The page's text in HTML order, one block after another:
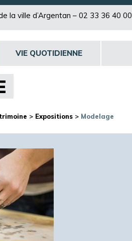
la ville d’Argentan – 02 33 36 40 00
VIE QUOTIDIENNE
> Expositions > Modelage